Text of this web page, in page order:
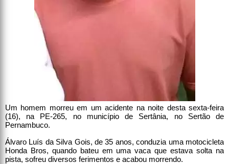
Um homem morreu em um acidente na noite desta sexta-feira
(16), na PE-265, no município de Sertânia, no Sertão de
Pernambuco.
Álvaro Luís da Silva Gois, de 35 anos, conduzia uma motocicleta
Honda Bros, quando bateu em uma vaca que estava solta na
pista, sofreu diversos ferimentos e acabou morrendo.